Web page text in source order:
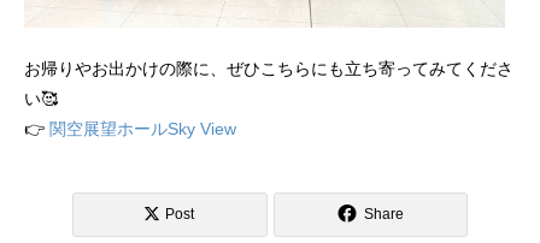
お帰りやお出かけの際に、ぜひこちらにも立ち寄ってみてくださ
い🥰
👉 関空展望ホールSky View
Post Share